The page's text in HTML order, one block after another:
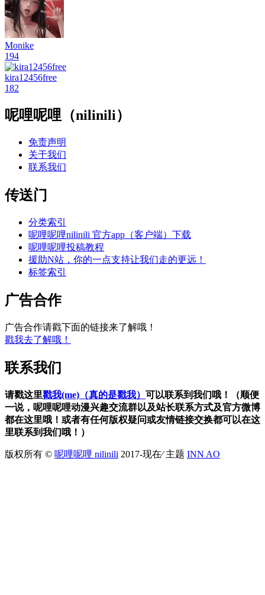
Monike
194
kira12456free
182
呢哩呢哩（nilinili）
免责声明
关于我们
联系我们
传送门
分类索引
呢哩呢哩nilinili 官方app（客户端）下载
呢哩呢哩投稿教程
援助N站，你的一点支持让我们走的更远！
标签索引
广告合作
广告合作请戳下面的链接来了解哦！
戳我去了解哦！
联系我们
请戳这里戳我(me)（真的是戳我） 可以联系到我们哦！（顺便
一说，呢哩呢哩动漫兴趣交流群以及站长联系方式及官方微博
都在这里哦！或者有任何版权疑问或友情链接交换都可以在这
里联系到我们哦！）
版权所有 © 呢哩呢哩 nilinili 2017-现在⁄ 主题 INN AO